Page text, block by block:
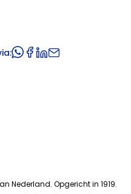
Nederland. Opgericht in 1919.